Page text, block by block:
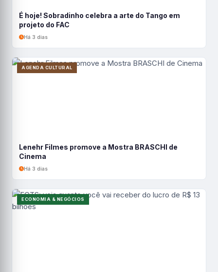
É hoje! Sobradinho celebra a arte do Tango em
projeto do FAC
Há 3 dias
AGENDA CULTURAL
Lenehr Filmes promove a Mostra BRASCHI de
Cinema
Há 3 dias
ECONOMIA & NEGÓCIOS